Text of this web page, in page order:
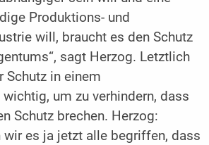
Produktions- und
will, braucht es den Schutz
sagt Herzog. Letztlich
Schutz in einem
um zu verhindern, dass
Schutz brechen. Herzog:
wir es ja jetzt alle begriffen, dass